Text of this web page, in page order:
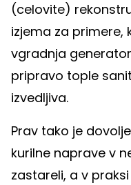
(celovite)
izjema za primere,
vgradnja
pripravo tople
izvedljiva.
Prav tako je
kurilne naprave v
zastareli, a v